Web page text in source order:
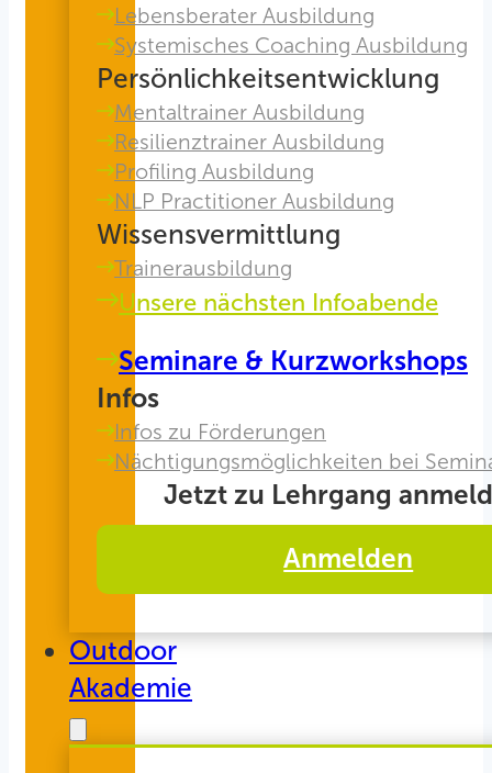
Lebensberater Ausbildung
Systemisches Coaching Ausbildung
Persönlichkeitsentwicklung
Mentaltrainer Ausbildung
Resilienztrainer Ausbildung
Profiling Ausbildung
NLP Practitioner Ausbildung
Wissensvermittlung
Trainerausbildung
Unsere nächsten Infoabende
Seminare & Kurzworkshops
Infos
Infos zu Förderungen
Nächtigungsmöglichkeiten bei
Jetzt zu Lehrgang
Anmelden
Outdoor
Akademie